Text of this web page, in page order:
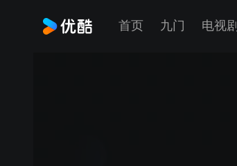
首页 九门 电视剧